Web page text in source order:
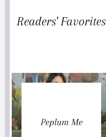
Readers' Favorites
Peplum Me